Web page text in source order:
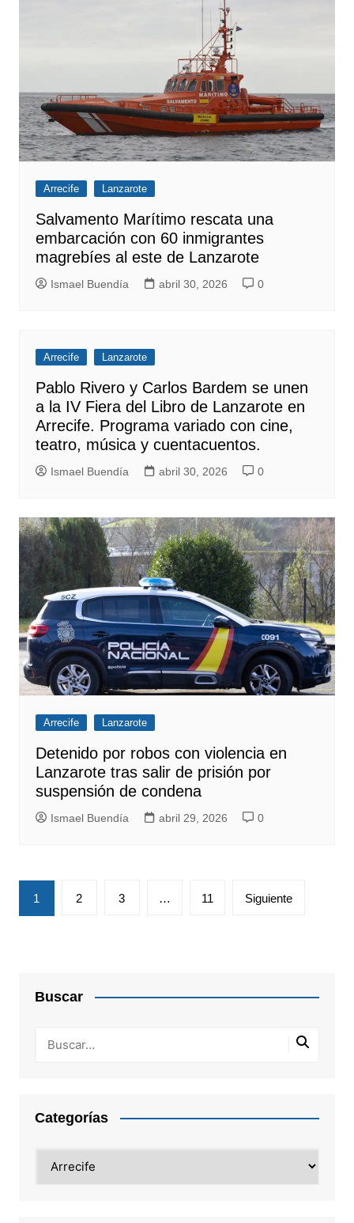
Arrecife Lanzarote
Salvamento Marítimo rescata una
embarcación con 60 inmigrantes
magrebíes al este de Lanzarote
Ismael Buendía abril 30, 2026 0
Arrecife Lanzarote
Pablo Rivero y Carlos Bardem se unen
a la IV Fiera del Libro de Lanzarote en
Arrecife. Programa variado con cine,
teatro, música y cuentacuentos.
Ismael Buendía abril 30, 2026 0
Arrecife Lanzarote
Detenido por robos con violencia en
Lanzarote tras salir de prisión por
suspensión de condena
Ismael Buendía abril 29, 2026 0
Paginación
de
1 2 3 … 11 Siguiente
Buscar
Categorías